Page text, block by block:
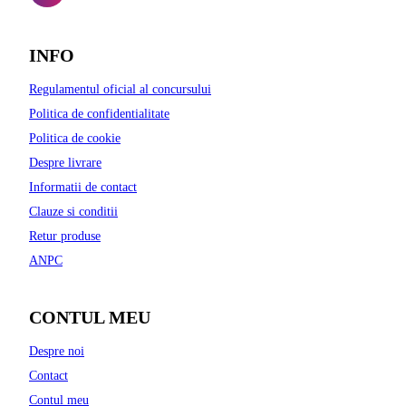
INFO
Regulamentul oficial al concursului
Politica de confidentialitate
Politica de cookie
Despre livrare
Informatii de contact
Clauze si conditii
Retur produse
ANPC
CONTUL MEU
Despre noi
Contact
Contul meu